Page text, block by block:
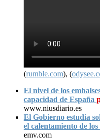
(rumble.com), (
El nivel de los
capacidad de España
www.niusdiario.es
El Gobierno estudia
el calentamiento de
emv.com